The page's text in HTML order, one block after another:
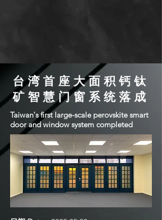
​台湾首座大面积钙钛
矿智慧门窗系统落成
Taiwan's first large-scale perovskite smart
door and window system completed